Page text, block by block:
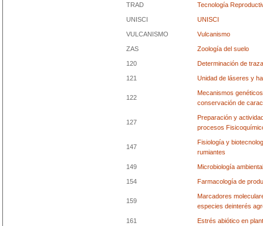
TRAD Tecnología
UNISCI UNISCI
VULCANISMO Vulcanismo
ZAS Zoología del suelo
120 Determinación de
121 Unidad de láseres y
122
Mecanismos
conservación de
127
Preparación y
procesos
147
Fisiología y
rumiantes
149 Microbiología ambiental
154 Farmacología de
159
Marcadores
especies deinterés
161 Estrés abiótico en